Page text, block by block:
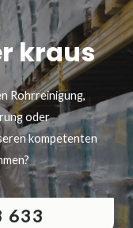
kraus
Rohrreinigung,
oder
kompetenten
633